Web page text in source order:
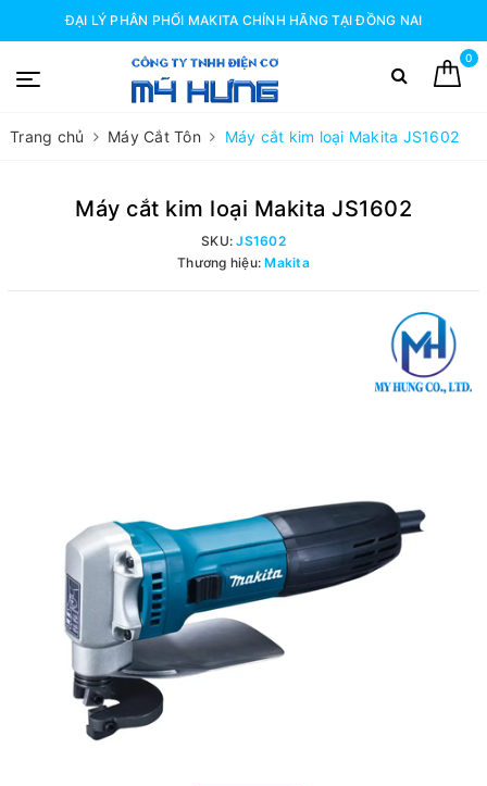
ĐẠI LÝ PHÂN PHỐI MAKITA CHÍNH HÃNG TẠI ĐỒNG NAI
0
Trang chủ Máy Cắt Tôn Máy cắt kim loại Makita JS1602
Máy cắt kim loại Makita JS1602
SKU:JS1602
Thương hiệu:Makita